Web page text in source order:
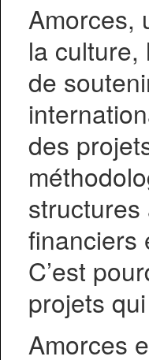
Amorces,
la culture,
de
des
financiers
C’est
projets
Amorces